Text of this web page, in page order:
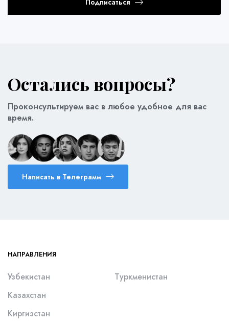
Подписаться
Остались вопросы?
Проконсультируем вас в любое удобное для вас
время.
Написать в Телеграмм
НАПРАВЛЕНИЯ
Узбекистан
Казахстан
Киргизстан
Туркменистан